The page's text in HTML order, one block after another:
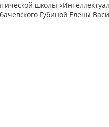
школы
Губиной Елены